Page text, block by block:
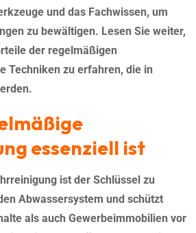
und das Fachwissen, um
zu bewältigen. Lesen Sie weiter,
der regelmäßigen
Techniken zu erfahren, die in
essenziell ist
ist der Schlüssel zu
Abwassersystem und schützt
als auch Gewerbeimmobilien vor